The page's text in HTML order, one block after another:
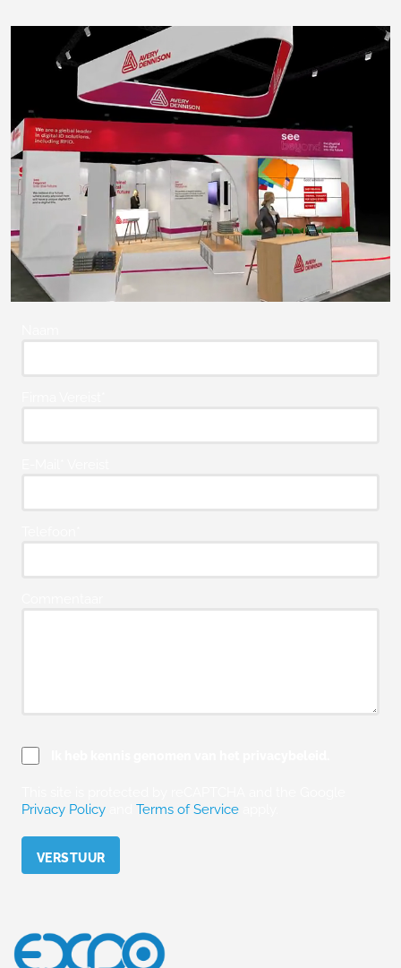
Privacy Policy
Terms of Service
Please leave this field empty.